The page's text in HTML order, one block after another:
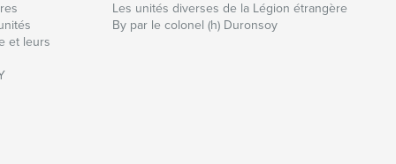
et leurs
Les unités diverses de la Légion étrangère
By par le colonel (h) Duronsoy